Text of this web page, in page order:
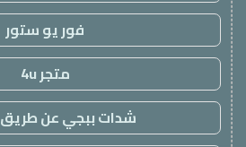
فور يو ستور
متجر 4u
شدات ببجي عن طريق